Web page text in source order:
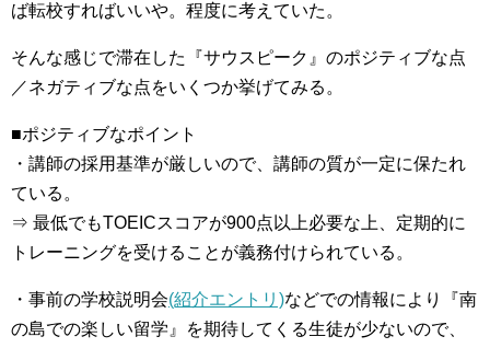
ば転校すればいいや。程度に考えていた。
そんな感じで滞在した『サウスピーク』のポジティブな点
／ネガティブな点をいくつか挙げてみる。
■ポジティブなポイント
・講師の採用基準が厳しいので、講師の質が一定に保たれ
ている。
⇒ 最低でもTOEICスコアが900点以上必要な上、定期的に
トレーニングを受けることが義務付けられている。
・事前の学校説明会(紹介エントリ)などでの情報により『南
の島での楽しい留学』を期待してくる生徒が少ないので、